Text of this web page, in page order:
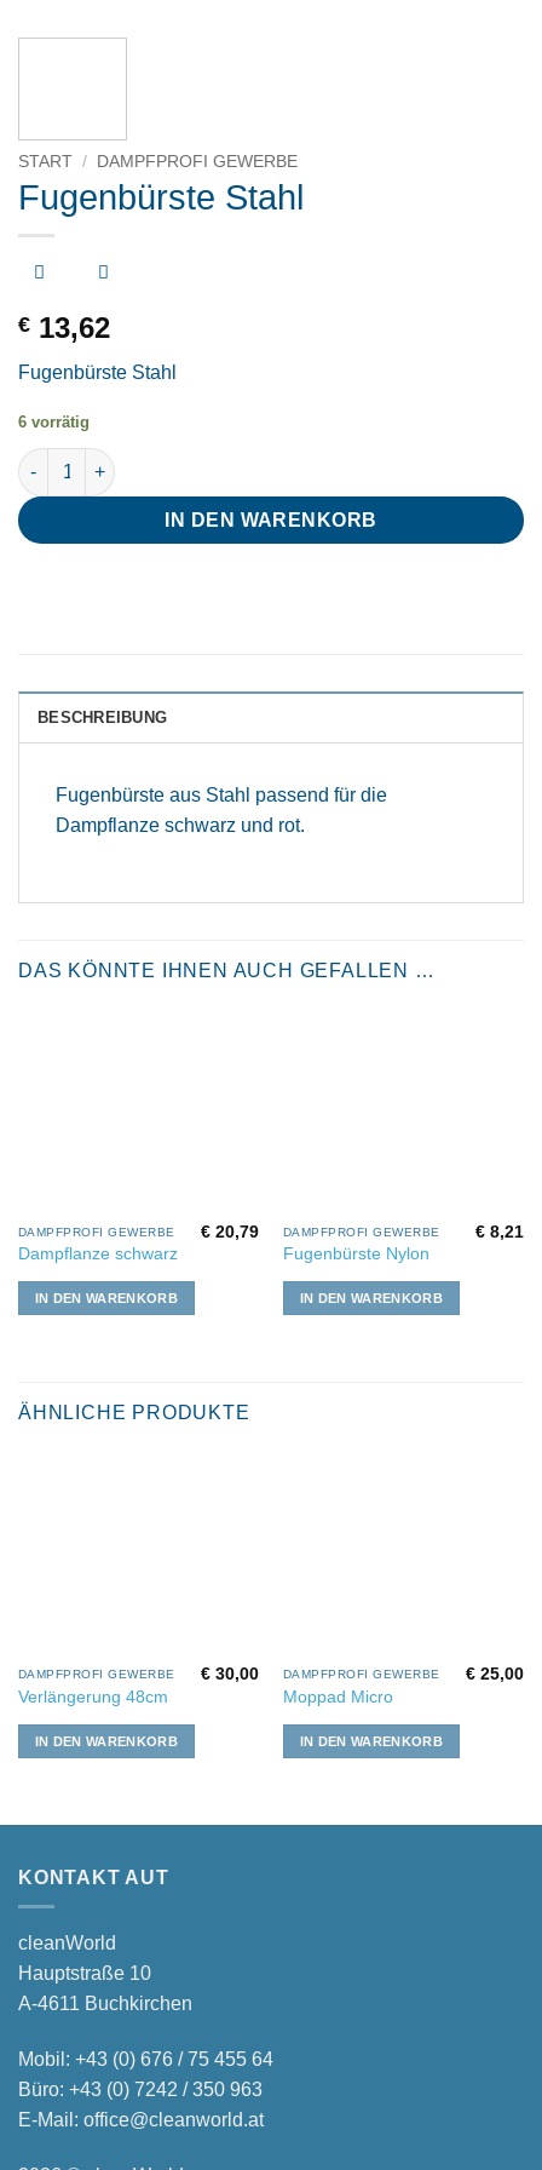
START / DAMPFPROFI GEWERBE
Fugenbürste Stahl
€ 13,62
Fugenbürste Stahl
6 vorrätig
Fugenbürste Stahl Menge
IN DEN WARENKORB
BESCHREIBUNG
Fugenbürste aus Stahl passend für die
Dampflanze schwarz und rot.
DAS KÖNNTE IHNEN AUCH GEFALLEN …
DAMPFPROFI GEWERBE
Dampflanze schwarz
€ 20,79
IN DEN WARENKORB
DAMPFPROFI GEWERBE
Fugenbürste Nylon
€ 8,21
IN DEN WARENKORB
ÄHNLICHE PRODUKTE
DAMPFPROFI GEWERBE
Verlängerung 48cm
€ 30,00
IN DEN WARENKORB
DAMPFPROFI GEWERBE
Moppad Micro
€ 25,00
IN DEN WARENKORB
KONTAKT AUT
cleanWorld
Hauptstraße 10
A-4611 Buchkirchen
Mobil: +43 (0) 676 / 75 455 64
Büro: +43 (0) 7242 / 350 963
E-Mail: office@cleanworld.at